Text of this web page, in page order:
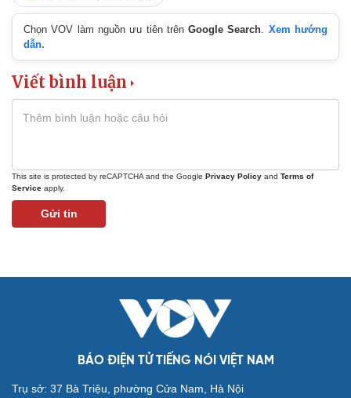
Du lịch
Kể chuyện cho bé
Hạt giống tâm hồn
Chọn VOV làm nguồn ưu tiên trênGoogle Search. Xem hướng
dẫn.
Viết bình luận
This site is protected by reCAPTCHA and the Google Privacy Policy and Terms of
Service apply.
Gửi tin
BÁO ĐIỆN TỬ TIẾNG NÓI VIỆT NAM
Trụ sở: 37 Bà Triệu, phường Cửa Nam, Hà Nội